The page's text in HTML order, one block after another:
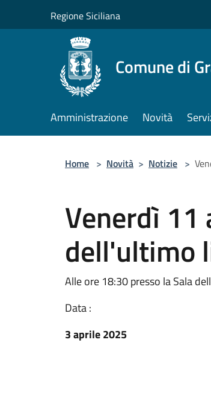
Regione Siciliana
Comune di
Amministrazione Novità
Home > Novità > Notizie >
Venerdì 11
dell'ultimo
Alle ore 18:30 presso la Sala
Data :
3 aprile 2025